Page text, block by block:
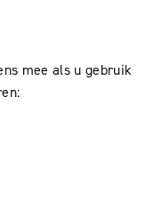
mee als u gebruik